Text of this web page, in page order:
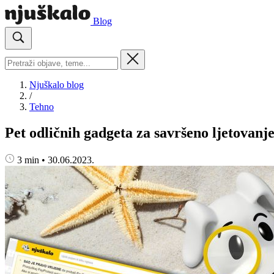
Blog
Njuškalo blog
/
Tehno
Pet odličnih gadgeta za savršeno ljetovanje
3 min • 30.06.2023.